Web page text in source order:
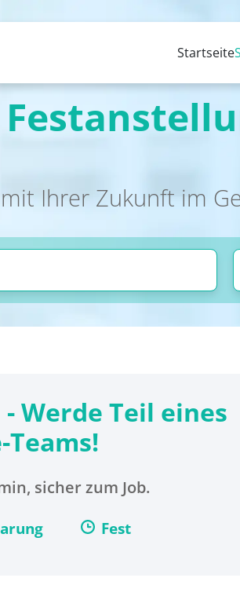
Startseite
Ihrer Zukunft im
Werde Teil eines
sicher zum Job.
Fest